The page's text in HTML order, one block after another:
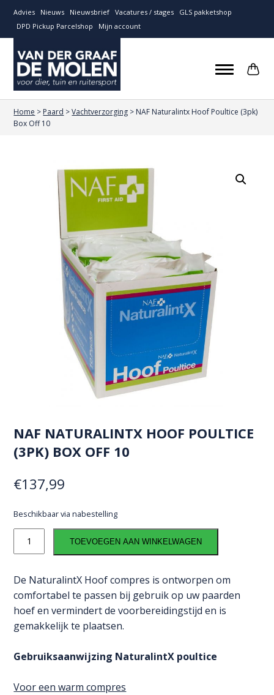
Advies Nieuws Nieuwsbrief Vacatures / stages
GLS pakketshop
DPD Pickup Parcelshop
Mijn account
Home > Paard >Vachtverzorging > NAF Naturalintx Hoof Poultice (3pk)
Box Off 10
NAF NATURALINTX HOOF POULTICE
(3PK) BOX OFF 10
€137,99
Beschikbaar via nabestelling
Naturalintx
Poultice
Box
Off
10
TOEVOEGEN AAN WINKELWAGEN
De NaturalintX Hoof compres is ontworpen om
comfortabel te passen bij gebruik op uw paarden
hoef en vermindert de voorbereidingstijd en is
gemakkelijk te plaatsen.
Gebruiksaanwijzing NaturalintX poultice
Voor een warm compres